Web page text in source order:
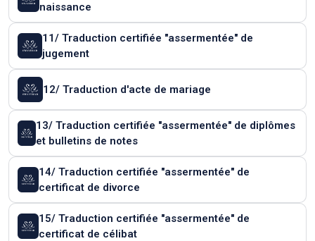
naissance
11/ Traduction certifiée "assermentée" de
jugement
12/ Traduction d'acte de mariage
13/ Traduction certifiée "assermentée" de diplômes
et bulletins de notes
14/ Traduction certifiée "assermentée" de
certificat de divorce
15/ Traduction certifiée "assermentée" de
certificat de célibat